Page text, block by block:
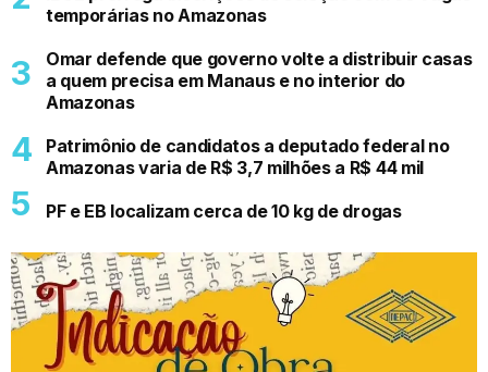
temporárias no Amazonas
Omar defende que governo volte a distribuir casas
a quem precisa em Manaus e no interior do
Amazonas
Patrimônio de candidatos a deputado federal no
Amazonas varia de R$ 3,7 milhões a R$ 44 mil
PF e EB localizam cerca de 10 kg de drogas